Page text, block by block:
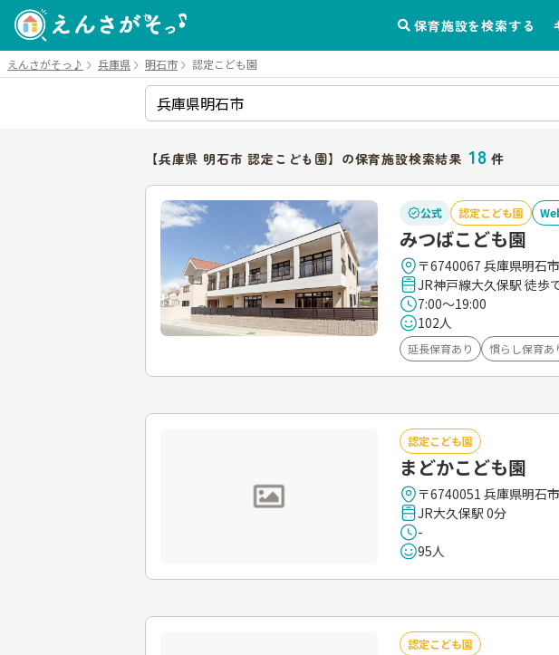
保育施設を検索する
えんさがそっ♪ 兵庫県 明石市 認定こども園
【兵庫県 明石市 認定こども園】の保育施設検索結果 18 件
公式 認定こども園
みつばこども園
〒6740067 兵庫県明石
JR神戸線大久保駅 徒歩
7:00～19:00
102人
延長保育あり 慣らし保育あ
認定こども園
まどかこども園
〒6740051 兵庫県明石
JR大久保駅 0分
-
95人
認定こども園